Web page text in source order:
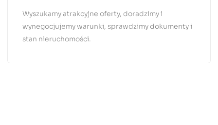
Wyszukamy atrakcyjne oferty, doradzimy i
wynegocjujemy warunki, sprawdzimy dokumenty i
stan nieruchomości.